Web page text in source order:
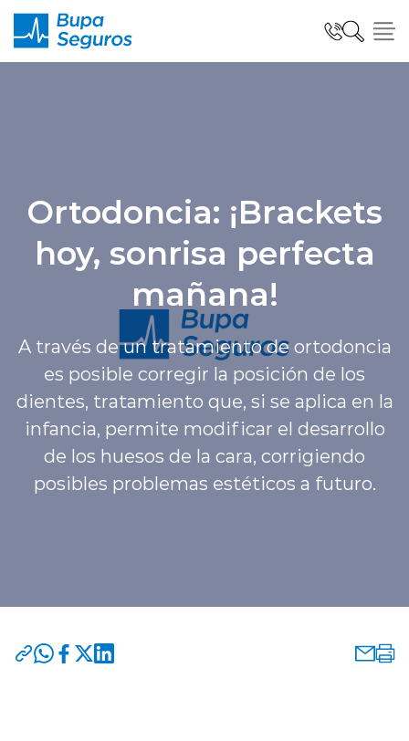
Seguro Salud Global
Centro de Ayuda
modo claro
Ortodoncia: ¡Brackets
hoy, sonrisa perfecta
mañana!
A través de un tratamiento de ortodoncia
es posible corregir la posición de los
dientes, tratamiento que, si se aplica en la
infancia, permite modificar el desarrollo
de los huesos de la cara, corrigiendo
posibles problemas estéticos a futuro.